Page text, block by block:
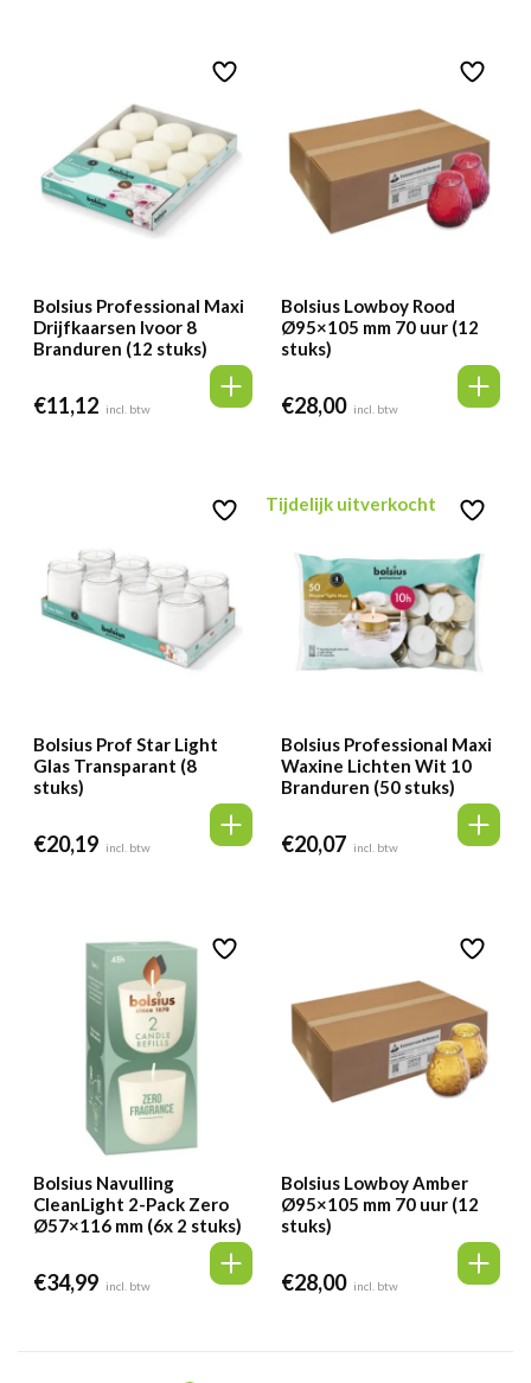
Bolsius Professional Maxi
Drijfkaarsen Ivoor 8
Branduren (12 stuks)
€11,12 incl. btw
Bolsius Lowboy Rood
Ø95×105 mm 70 uur (12
stuks)
€28,00 incl. btw
Bolsius Prof Star Light
Glas Transparant (8
stuks)
€20,19 incl. btw
Tijdelijk uitverkocht
Bolsius Professional Maxi
Waxine Lichten Wit 10
Branduren (50 stuks)
€20,07 incl. btw
Bolsius Navulling
CleanLight 2-Pack Zero
Ø57×116 mm (6x 2 stuks)
€34,99 incl. btw
Bolsius Lowboy Amber
Ø95×105 mm 70 uur (12
stuks)
€28,00 incl. btw